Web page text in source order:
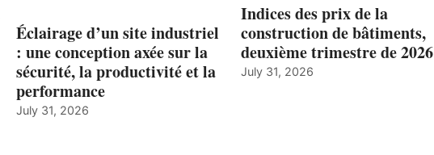
Éclairage d’un site industriel
: une conception axée sur la
sécurité, la productivité et la
performance
July 31, 2026
Indices des prix de la
construction de bâtiments,
deuxième trimestre de 2026
July 31, 2026